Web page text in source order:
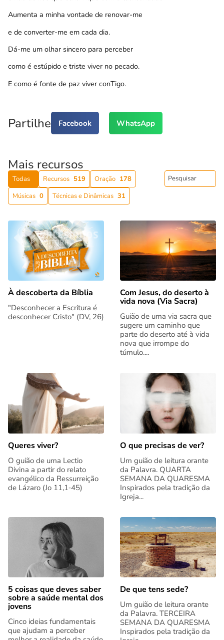
Aumenta a minha vontade de renovar-me
e de converter-me em cada dia.
Dá-me um olhar sincero para perceber
como é estúpido e triste viver no pecado.
E como é fonte de paz viver conTigo.
Partilhe Facebook WhatsApp
Mais recursos
Todas Recursos 519 Oração 178
Músicas 0 Técnicas e Dinâmicas 31
À descoberta da Bíblia
"Desconhecer a Escritura é
desconhecer Cristo" (DV, 26)
Com Jesus, do deserto à
vida nova (Via Sacra)
Guião de uma via sacra que
sugere um caminho que
parte do deserto até à vida
nova que irrompe do
túmulo....
Queres viver?
O guião de uma Lectio
Divina a partir do relato
evangélico da Ressurreição
de Lázaro (Jo 11,1‑45)
O que precisas de ver?
Um guião de leitura orante
da Palavra. QUARTA
SEMANA DA QUARESMA
Inspirados pela tradição da
Igreja...
5 coisas que deves saber
sobre a saúde mental dos
jovens
Cinco ideias fundamentais
que ajudam a perceber
De que tens sede?
Um guião de leitura orante
da Palavra. TERCEIRA
SEMANA DA QUARESMA
Inspirados pela tradição da